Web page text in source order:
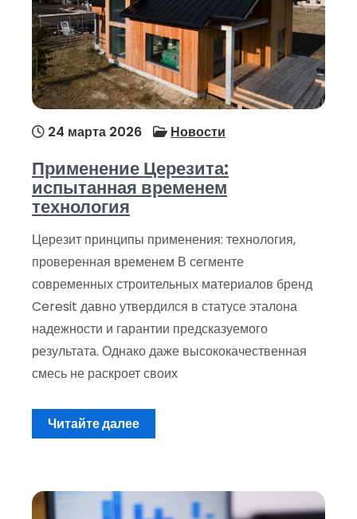
24 марта 2026 Новости
Применение Церезита:
испытанная временем
технология
Церезит принципы применения: технология,
проверенная временем В сегменте
современных строительных материалов бренд
Ceresit давно утвердился в статусе эталона
надежности и гарантии предсказуемого
результата. Однако даже высококачественная
смесь не раскроет своих
Читайте далее